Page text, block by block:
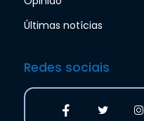
Últimas notícias
Redes sociais